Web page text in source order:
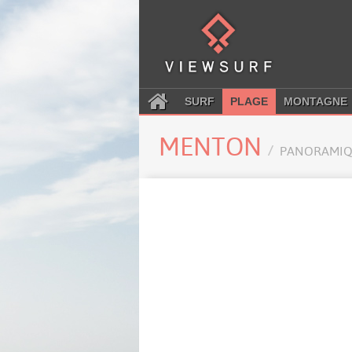
SURF PLAGE MONTAGNE
MENTON